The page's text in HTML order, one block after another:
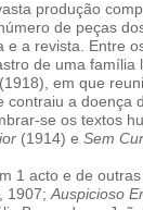
produção
de peças
a revista. Entre
de uma família
(1918), em que
a doença
se os textos
(1914) e Sem
1 acto e de
1907;Auspicioso